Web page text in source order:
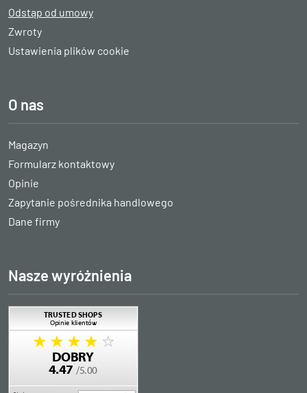
Odstąp od umowy
Zwroty
Ustawienia plików cookie
O nas
Magazyn
Formularz kontaktowy
Opinie
Zapytanie pośrednika handlowego
Dane firmy
Nasze wyróżnienia